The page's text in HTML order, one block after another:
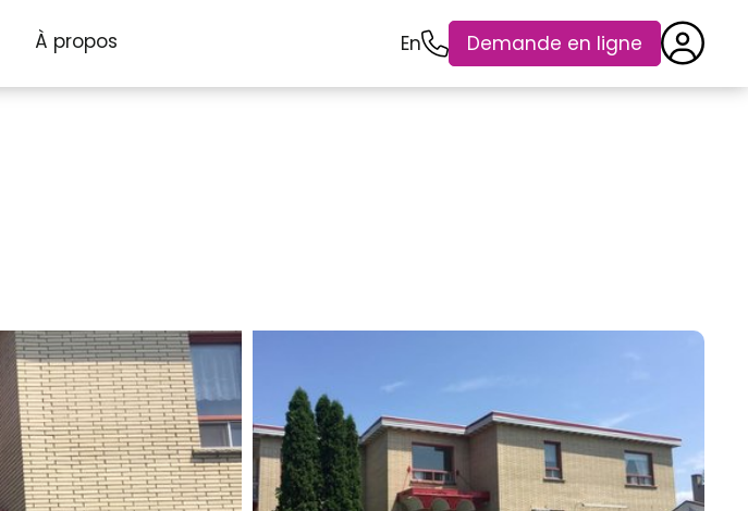
À propos En Demande en ligne